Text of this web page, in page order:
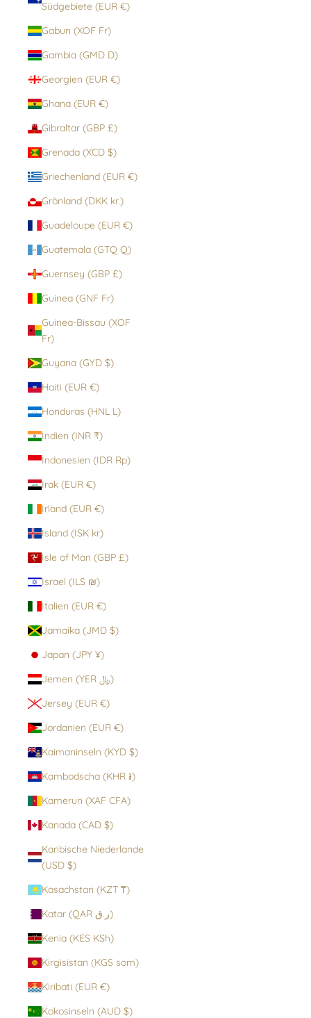
Südgebiete (EUR €)
Gabun (XOF Fr)
Gambia (GMD D)
Georgien (EUR €)
Ghana (EUR €)
Gibraltar (GBP £)
Grenada (XCD $)
Griechenland (EUR €)
Grönland (DKK kr.)
Guadeloupe (EUR €)
Guatemala (GTQ Q)
Guernsey (GBP £)
Guinea (GNF Fr)
Guinea-Bissau (XOF
Fr)
Guyana (GYD $)
Haiti (EUR €)
Honduras (HNL L)
Indien (INR ₹)
Indonesien (IDR Rp)
Irak (EUR €)
Irland (EUR €)
Island (ISK kr)
Isle of Man (GBP £)
Israel (ILS ₪)
Italien (EUR €)
Jamaika (JMD $)
Japan (JPY ¥)
Jemen (YER ﷼)
Jersey (EUR €)
Jordanien (EUR €)
Kaimaninseln (KYD $)
Kambodscha (KHR ៛)
Kamerun (XAF CFA)
Kanada (CAD $)
Karibische Niederlande
(USD $)
Kasachstan (KZT ₸)
Katar (QAR ر.ق)
Kenia (KES KSh)
Kirgisistan (KGS som)
Kiribati (EUR €)
Kokosinseln (AUD $)